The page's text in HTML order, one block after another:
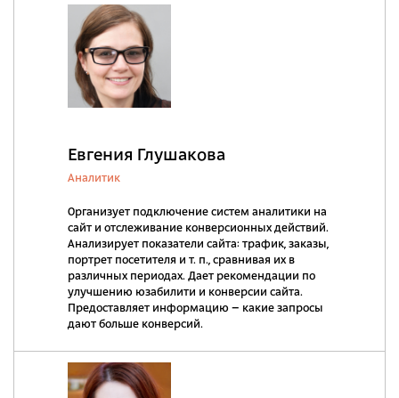
Евгения Глушакова
Аналитик
Организует подключение систем аналитики на
сайт и отслеживание конверсионных действий.
Анализирует показатели сайта: трафик, заказы,
портрет посетителя и т. п., сравнивая их в
различных периодах. Дает рекомендации по
улучшению юзабилити и конверсии сайта.
Предоставляет информацию – какие запросы
дают больше конверсий.